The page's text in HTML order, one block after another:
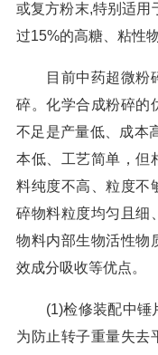
或复方粉末,特别适用
过15%的高糖、粘性
目前中药超微粉碎
碎。化学合成粉碎的
不足是产量低、成本
本低、工艺简单，但
料纯度不高、粒度不
碎物料粒度均匀且细
物料内部生物活性物
效成分吸收等优点。
(1)检修装配中锤片
为防止转子重量失去